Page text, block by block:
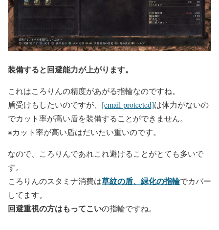
装備すると回避能力が上がります。
これはころりんの精度があがる指輪なのですね。
盾受けもしたいのですが、 [email protected]は体力がないの
でカット率が高い盾を装備することができません。
※カット率が高い盾はだいたい重いのです。
なので、ころりんであれこれ避けることがとても多いで
す。
ころりんのスタミナ消費は草紋の盾、緑化の指輪でカバー
してます。
回避重視の方はもってこいの指輪ですね。